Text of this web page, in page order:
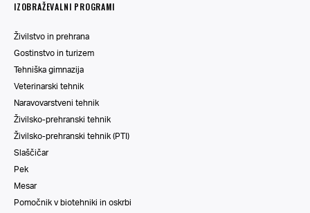
IZOBRAŽEVALNI PROGRAMI
Živilstvo in prehrana
Gostinstvo in turizem
Tehniška gimnazija
Veterinarski tehnik
Naravovarstveni tehnik
Živilsko-prehranski tehnik
Živilsko-prehranski tehnik (PTI)
Slaščičar
Pek
Mesar
Pomočnik v biotehniki in oskrbi